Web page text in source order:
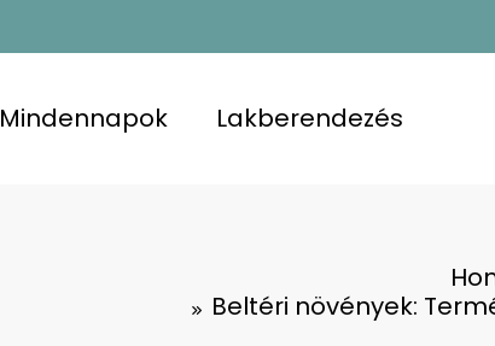
Mindennapok Lakberendezés
Beltéri növények: